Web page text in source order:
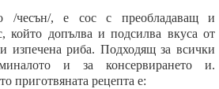
/чесън/, е сос с преобладаващ и
който допълва и подсилва вкуса от
изпечена риба. Подходящ за всички
и за консервирането и.
приготвяната рецепта е: